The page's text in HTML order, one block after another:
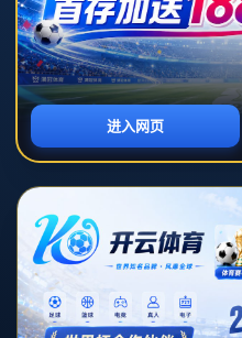
联系我们
爱游戏官网
电话：0871-5492452
传真：0871-5492452
邮箱：admin@zh-cn-ayxsport.com
QQ：787074798
地址：内蒙古自治区乌兰察布市察哈